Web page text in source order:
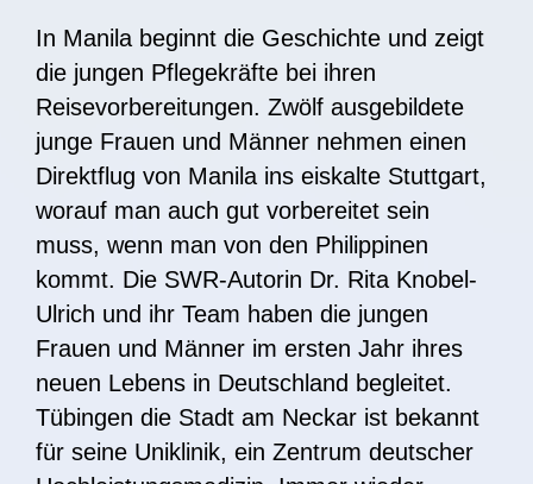
In Manila beginnt die Geschichte und zeigt
die jungen Pflegekräfte bei ihren
Reisevorbereitungen. Zwölf ausgebildete
junge Frauen und Männer nehmen einen
Direktflug von Manila ins eiskalte Stuttgart,
worauf man auch gut vorbereitet sein
muss, wenn man von den Philippinen
kommt. Die SWR-Autorin Dr. Rita Knobel-
Ulrich und ihr Team haben die jungen
Frauen und Männer im ersten Jahr ihres
neuen Lebens in Deutschland begleitet.
Tübingen die Stadt am Neckar ist bekannt
für seine Uniklinik, ein Zentrum deutscher